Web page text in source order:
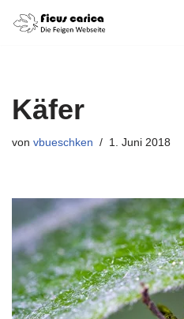
Käfer
von vbueschken 1. Juni 2018